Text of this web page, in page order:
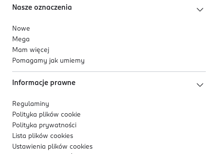
Nasze oznaczenia
Nowe
Mega
Mam więcej
Pomagamy jak umiemy
Informacje prawne
Regulaminy
Polityka plików cookie
Polityka prywatności
Lista plików cookies
Ustawienia plików cookies